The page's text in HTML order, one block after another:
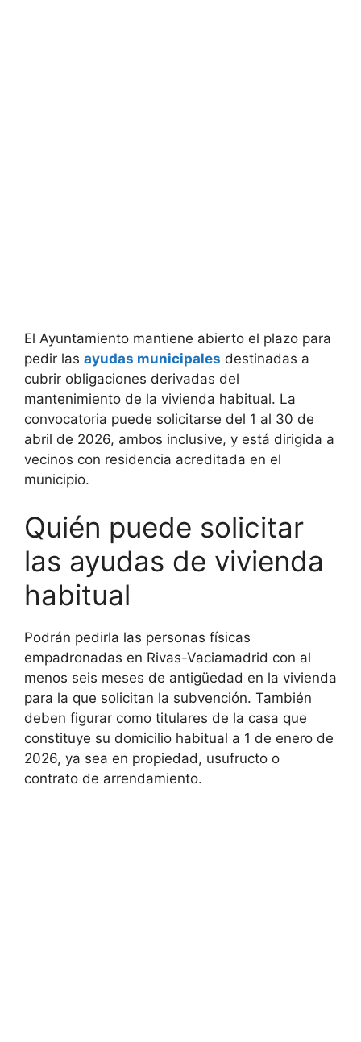
El Ayuntamiento mantiene abierto el plazo para
pedir las ayudas municipales destinadas a
cubrir obligaciones derivadas del
mantenimiento de la vivienda habitual. La
convocatoria puede solicitarse del 1 al 30 de
abril de 2026, ambos inclusive, y está dirigida a
vecinos con residencia acreditada en el
municipio.
Quién puede solicitar
las ayudas de vivienda
habitual
Podrán pedirla las personas físicas
empadronadas en Rivas-Vaciamadrid con al
menos seis meses de antigüedad en la vivienda
para la que solicitan la subvención. También
deben figurar como titulares de la casa que
constituye su domicilio habitual a 1 de enero de
2026, ya sea en propiedad, usufructo o
contrato de arrendamiento.